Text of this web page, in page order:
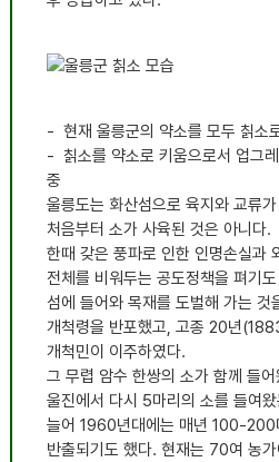
- 현재 울릉군의 약소를 모두 칡소
- 칡소를 약소로 키움으로서 업그
중
울릉도는 화산섬으로 육지와 교류
처음부터 소가 사육된 것은 아니다.
한때 갖은 풍파로 인한 인명손실과
전체를 비워두는 공도정책을 펴기
섬에 들어와 목재를 도벌해 가는 것
개척령을 반포했고, 고종 20년
개척민이 이주하였다.
그 무렵 암수 한쌍의 소가 함께 들
울진에서 다시 5마리의 소를 들여
늘어 1960년대에는 매년 100-200
반출되기도 했다. 현재는 70여 농